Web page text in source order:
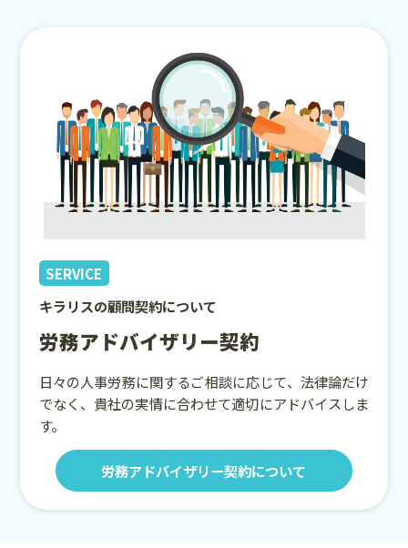
SERVICE
キラリスの顧問契約について
労務アドバイザリー契約
日々の人事労務に関するご相談に応じて、法律論だけ
でなく、貴社の実情に合わせて適切にアドバイスしま
す。
労務アドバイザリー契約について